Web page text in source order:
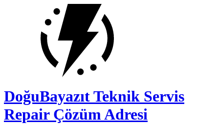
DoğuBayazıt Teknik Servis
Repair Çözüm Adresi